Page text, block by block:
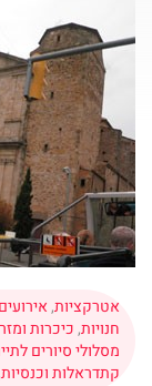
אטרקציות,אירועים
חנויות,כיכרות
מסלולי סיורים
קתדראלות וכנסיות